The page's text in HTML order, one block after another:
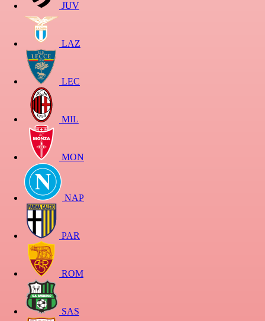
JUV
LAZ
LEC
MIL
MON
NAP
PAR
ROM
SAS